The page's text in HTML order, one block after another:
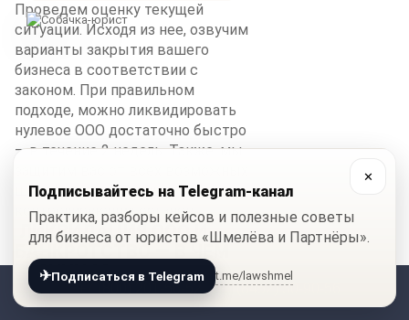
Проведем оценку текущей
ситуации. Исходя из нее, озвучим
варианты закрытия вашего
бизнеса в соответствии с
законом. При правильном
подходе, можно ликвидировать
нулевое ООО достаточно быстро
— в течение 2 недель. Также, мы
штрафов со стороны
контролирующих органов.
ЛИКВИДАЦИЯ ООО И
БАНКРОТСТВО — В ЧЕМ
РАЗНИЦА?
✕
Подписывайтесь на Telegram-канал
Практика, разборы кейсов и полезные советы
для бизнеса от юристов «Шмелёва и Партнёры».
✈Подписаться в Telegram t.me/lawshmel
+7 (800) 201-56-52 +7 (8452) 30-90-56